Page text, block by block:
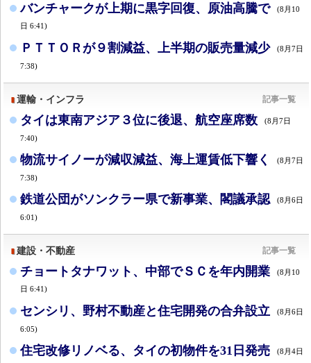
バンチャークが上期に黒字回復、原油高騰で
(8月10
日 6:41)
ＰＴＴＯＲが９割減益、上半期の販売量減少 (8月7日
7:38)
運輸・インフラ 記事一覧
タイは東南アジア３位に後退、航空座席数 (8月7日
7:40)
物流サイノーが減収減益、海上運賃低下響く (8月7日
7:38)
鉄道公団がソンクラー県で新事業、閣議承認 (8月6日
6:01)
建設・不動産 記事一覧
チョートタナワット、中部でＳＣを年内開業
(8月10
日 6:41)
センシリ、野村不動産と住宅開発の合弁設立 (8月6日
6:05)
住宅改修リノベる、タイの初物件を31日発売 (8月4日